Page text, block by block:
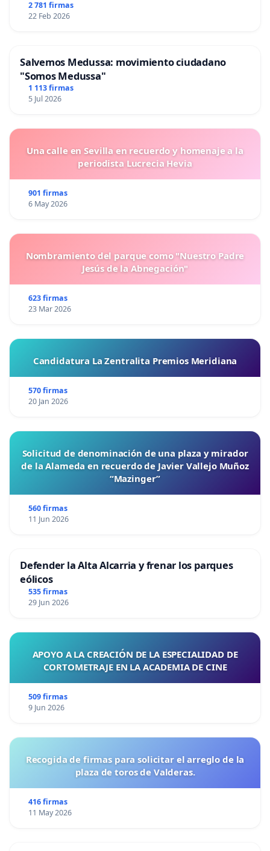
2 781 firmas
22 Feb 2026
Salvemos Medussa: movimiento ciudadano
"Somos Medussa"
1 113 firmas
5 Jul 2026
Una calle en Sevilla en recuerdo y homenaje a la
periodista Lucrecia Hevia
901 firmas
6 May 2026
Nombramiento del parque como "Nuestro Padre
Jesús de la Abnegación"
623 firmas
23 Mar 2026
Candidatura La Zentralita Premios Meridiana
570 firmas
20 Jan 2026
Solicitud de denominación de una plaza y mirador
de la Alameda en recuerdo de Javier Vallejo Muñoz
“Mazinger”
560 firmas
11 Jun 2026
Defender la Alta Alcarria y frenar los parques
eólicos
535 firmas
29 Jun 2026
APOYO A LA CREACIÓN DE LA ESPECIALIDAD DE
CORTOMETRAJE EN LA ACADEMIA DE CINE
509 firmas
9 Jun 2026
Recogida de firmas para solicitar el arreglo de la
plaza de toros de Valderas.
416 firmas
11 May 2026